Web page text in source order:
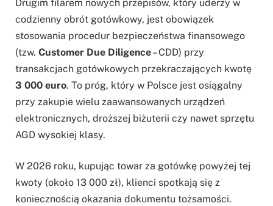
Drugim filarem nowych przepisów, który uderzy w
codzienny obrót gotówkowy, jest obowiązek
stosowania procedur bezpieczeństwa finansowego
(tzw. Customer Due Diligence– CDD) przy
transakcjach gotówkowych przekraczających kwotę
3 000 euro. To próg, który w Polsce jest osiągalny
przy zakupie wielu zaawansowanych urządzeń
elektronicznych, droższej biżuterii czy nawet sprzętu
AGD wysokiej klasy.
W 2026 roku, kupując towar za gotówkę powyżej tej
kwoty (około 13 000 zł), klienci spotkają się z
koniecznością okazania dokumentu tożsamości.